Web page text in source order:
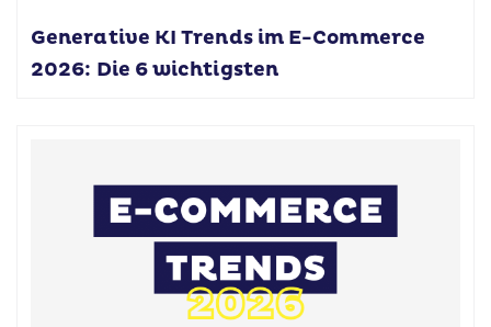
Generative KI Trends im E-Commerce
2026: Die 6 wichtigsten